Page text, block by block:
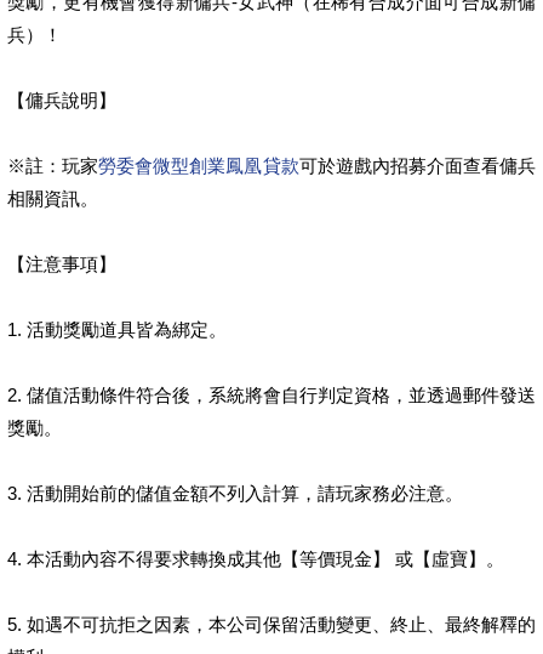
兵）！
【傭兵說明】
※註：玩家勞委會微型創業鳳凰貸款可於遊戲內招募介面查看傭兵
相關資訊。
【注意事項】
1. 活動獎勵道具皆為綁定。
2. 儲值活動條件符合後，系統將會自行判定資格，並透過郵件發送
獎勵。
3. 活動開始前的儲值金額不列入計算，請玩家務必注意。
4. 本活動內容不得要求轉換成其他【等價現金】 或【虛寶】。
5. 如遇不可抗拒之因素，本公司保留活動變更、終止、最終解釋的